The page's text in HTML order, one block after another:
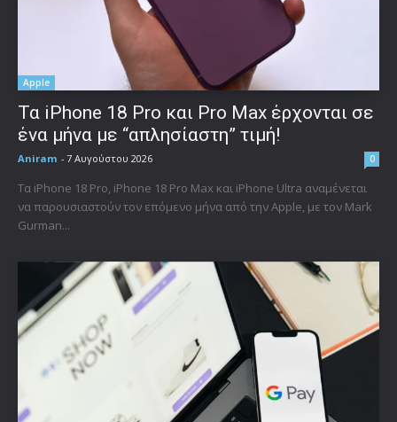
Apple
Τα iPhone 18 Pro και Pro Max έρχονται σε
ένα μήνα με “απλησίαστη” τιμή!
Aniram - 7 Αυγούστου 2026 0
Τα iPhone 18 Pro, iPhone 18 Pro Max και iPhone Ultra αναμένεται
να παρουσιαστούν τον επόμενο μήνα από την Apple, με τον Mark
Gurman...